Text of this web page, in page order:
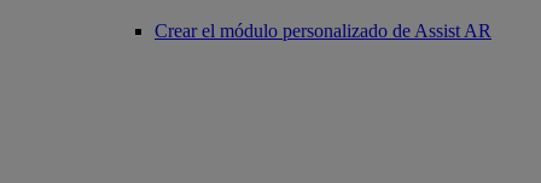
Crear el módulo personalizado de Assist AR